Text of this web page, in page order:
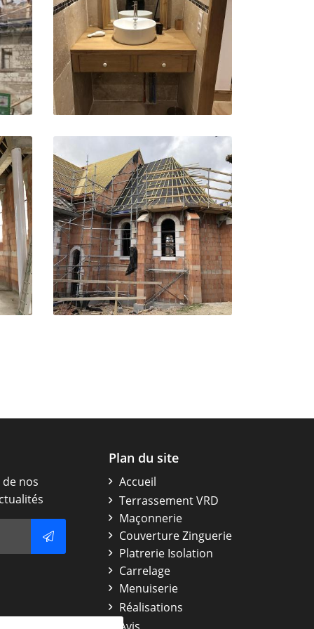
nos
Plan du site
Accueil
Terrassement VRD
Maçonnerie
Couverture Zinguerie
Platrerie Isolation
Carrelage
Menuiserie
Réalisations